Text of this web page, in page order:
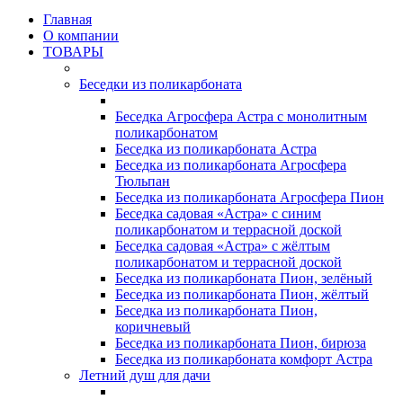
Главная
О компании
ТОВАРЫ
Беседки из поликарбоната
Беседка Агросфера Астра с монолитным
поликарбонатом
Беседка из поликарбоната Астра
Беседка из поликарбоната Агросфера
Тюльпан
Беседка из поликарбоната Агросфера Пион
Беседка садовая «Астра» с синим
поликарбонатом и террасной доской
Беседка садовая «Астра» с жёлтым
поликарбонатом и террасной доской
Беседка из поликарбоната Пион, зелёный
Беседка из поликарбоната Пион, жёлтый
Беседка из поликарбоната Пион,
коричневый
Беседка из поликарбоната Пион, бирюза
Беседка из поликарбоната комфорт Астра
Летний душ для дачи